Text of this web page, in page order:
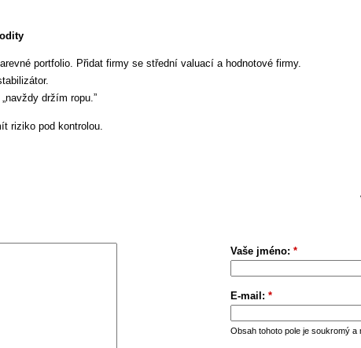
portfolio. Přidat firmy se střední valuací a hodnotové firmy.
držím ropu.”
riziko pod kontrolou.
Vaše jméno: *
E-mail: *
Obsah tohoto pole je soukromý a